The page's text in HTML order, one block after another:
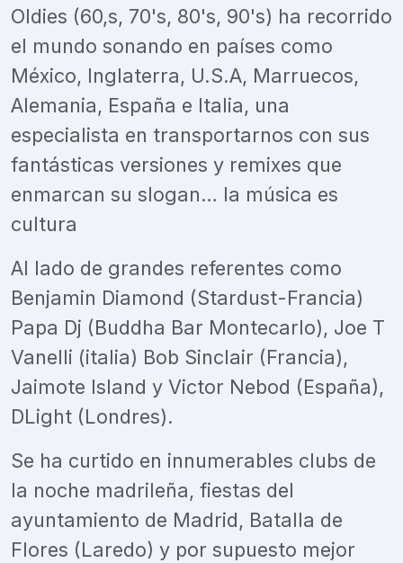
Oldies (60,s, 70's, 80's, 90's) ha recorrido
el mundo sonando en países como
México, Inglaterra, U.S.A, Marruecos,
Alemania, España e Italia, una
especialista en transportarnos con sus
fantásticas versiones y remixes que
enmarcan su slogan… la música es
cultura
Al lado de grandes referentes como
Benjamin Diamond (Stardust-Francia)
Papa Dj (Buddha Bar Montecarlo), Joe T
Vanelli (italia) Bob Sinclair (Francia),
Jaimote Island y Victor Nebod (España),
DLight (Londres).
Se ha curtido en innumerables clubs de
la noche madrileña, fiestas del
ayuntamiento de Madrid, Batalla de
Flores (Laredo) y por supuesto mejor